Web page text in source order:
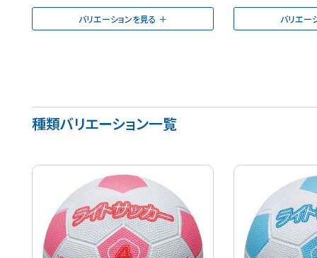
バリエーションを見る バリエー
種類バリエーション一覧